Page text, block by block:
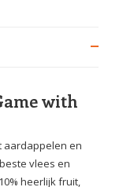
with
aardappelen en
vlees en
10% heerlijk fruit,